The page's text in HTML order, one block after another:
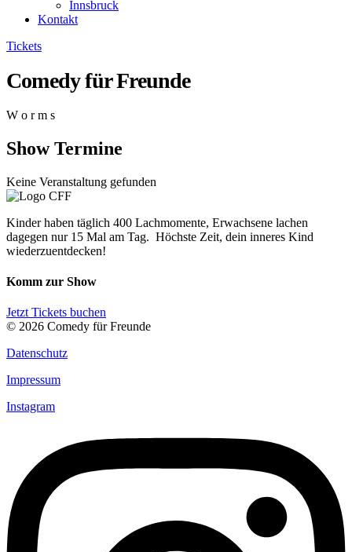
Innsbruck
Kontakt
Tickets
Comedy für Freunde
W o r m s
Show Termine
Keine Veranstaltung gefunden
Kinder haben täglich 400 Lachmomente, Erwachsene lachen
dagegen nur 15 Mal am Tag. Höchste Zeit, dein inneres Kind
wiederzuentdecken!
Komm zur Show
Jetzt Tickets buchen
© 2026 Comedy für Freunde
Datenschutz
Impressum
Instagram